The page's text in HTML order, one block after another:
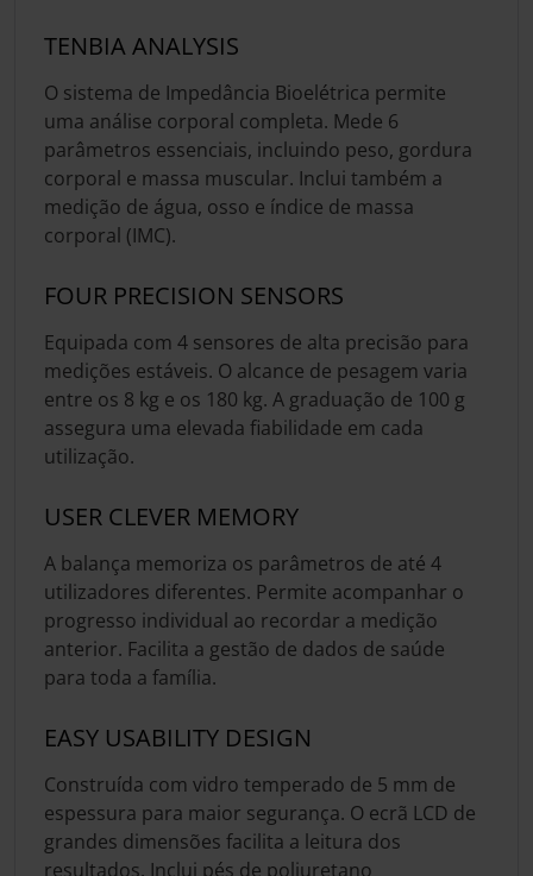
TENBIA ANALYSIS
O sistema de Impedância Bioelétrica permite
uma análise corporal completa. Mede 6
parâmetros essenciais, incluindo peso, gordura
corporal e massa muscular. Inclui também a
medição de água, osso e índice de massa
corporal (IMC).
FOUR PRECISION SENSORS
Equipada com 4 sensores de alta precisão para
medições estáveis. O alcance de pesagem varia
entre os 8 kg e os 180 kg. A graduação de 100 g
assegura uma elevada fiabilidade em cada
utilização.
USER CLEVER MEMORY
A balança memoriza os parâmetros de até 4
utilizadores diferentes. Permite acompanhar o
progresso individual ao recordar a medição
anterior. Facilita a gestão de dados de saúde
para toda a família.
EASY USABILITY DESIGN
Construída com vidro temperado de 5 mm de
espessura para maior segurança. O ecrã LCD de
grandes dimensões facilita a leitura dos
resultados. Inclui pés de poliuretano